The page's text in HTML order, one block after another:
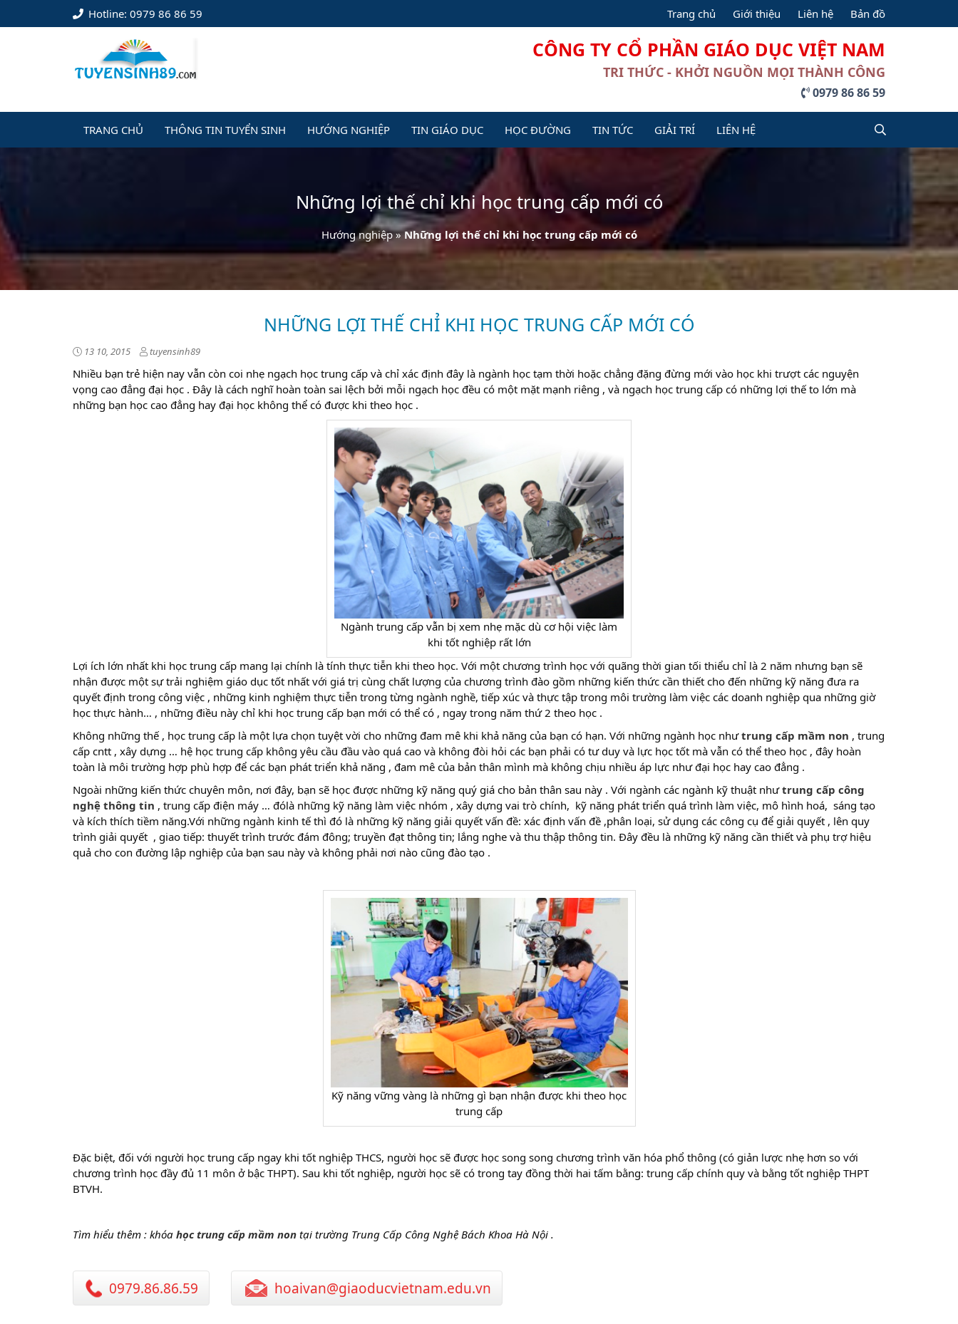
Hotline: 0979 86 86 59 Trang chủ Giới thiệu Liên hệ Bản đồ
CÔNG TY CỔ PHẦN GIÁO DỤC VIỆT NAM
TRI THỨC - KHỞI NGUỒN MỌI THÀNH CÔNG
0979 86 86 59
TRANG CHỦ THÔNG TIN TUYỂN SINH HƯỚNG NGHIỆP TIN GIÁO DỤC HỌC ĐƯỜNG TIN TỨC GIẢI TRÍ LIÊN HỆ
Những lợi thế chỉ khi học trung cấp mới có
Hướng nghiệp»Những lợi thế chỉ khi học trung cấp mới có
NHỮNG LỢI THẾ CHỈ KHI HỌC TRUNG CẤP MỚI CÓ
13 10, 2015 tuyensinh89
Nhiều bạn trẻ hiện nay vẫn còn coi nhẹ ngạch học trung cấp và chỉ xác định đây là ngành học tạm thời hoặc chẳng đặng đừng mới vào học khi trượt các nguyện
vọng cao đẳng đại học . Đây là cách nghĩ hoàn toàn sai lệch bởi mỗi ngạch học đều có một mặt mạnh riêng , và ngạch học trung cấp có những lợi thế to lớn mà
những bạn học cao đẳng hay đại học không thể có được khi theo học .
Ngành trung cấp vẫn bị xem nhẹ mặc dù cơ hội việc làm
khi tốt nghiệp rất lớn
Lợi ích lớn nhất khi học trung cấp mang lại chính là tính thực tiễn khi theo học. Với một chương trình học với quãng thời gian tối thiểu chỉ là 2 năm nhưng bạn sẽ
nhận được một sự trải nghiệm giáo dục tốt nhất với giá trị cùng chất lượng của chương trình đào gồm những kiến thức cần thiết cho đến những kỹ năng đưa ra
quyết định trong công việc , những kinh nghiệm thực tiễn trong từng ngành nghề, tiếp xúc và thực tập trong môi trường làm việc các doanh nghiệp qua những giờ
học thực hành… , những điều này chỉ khi học trung cấp bạn mới có thể có , ngay trong năm thứ 2 theo học .
Không những thế , học trung cấp là một lựa chọn tuyệt vời cho những đam mê khi khả năng của bạn có hạn. Với những ngành học nhưtrung cấp mầm non , trung
cấp cntt , xây dựng … hệ học trung cấp không yêu cầu đầu vào quá cao và không đòi hỏi các bạn phải có tư duy và lực học tốt mà vẫn có thể theo học , đây hoàn
toàn là môi trường hợp phù hợp để các bạn phát triển khả năng , đam mê của bản thân mình mà không chịu nhiều áp lực như đại học hay cao đẳng .
Ngoài những kiến thức chuyên môn, nơi đây, bạn sẽ học được những kỹ năng quý giá cho bản thân sau này . Với ngành các ngành kỹ thuật nhưtrung cấp công
nghệ thông tin , trung cấp điện máy … đólà những kỹ năng làm việc nhóm , xây dựng vai trò chính, kỹ năng phát triển quá trình làm việc, mô hình hoá, sáng tạo
và kích thích tiềm năng.Với những ngành kinh tế thì đó là những kỹ năng giải quyết vấn đề: xác định vấn đề ,phân loại, sử dụng các công cụ để giải quyết , lên quy
trình giải quyết , giao tiếp: thuyết trình trước đám đông; truyền đạt thông tin; lắng nghe và thu thập thông tin. Đây đều là những kỹ năng cần thiết và phụ trợ hiệu
quả cho con đường lập nghiệp của bạn sau này và không phải nơi nào cũng đào tạo .
Kỹ năng vững vàng là những gì bạn nhận được khi theo học
trung cấp
Đặc biệt, đối với người học trung cấp ngay khi tốt nghiệp THCS, người học sẽ được học song song chương trình văn hóa phổ thông (có giản lược nhẹ hơn so với
chương trình học đầy đủ 11 môn ở bậc THPT). Sau khi tốt nghiệp, người học sẽ có trong tay đồng thời hai tấm bằng: trung cấp chính quy và bằng tốt nghiệp THPT
BTVH.
Tìm hiểu thêm : khóa học trung cấp mầm non tại trường Trung Cấp Công Nghệ Bách Khoa Hà Nội .
0979.86.86.59 hoaivan@giaoducvietnam.edu.vn